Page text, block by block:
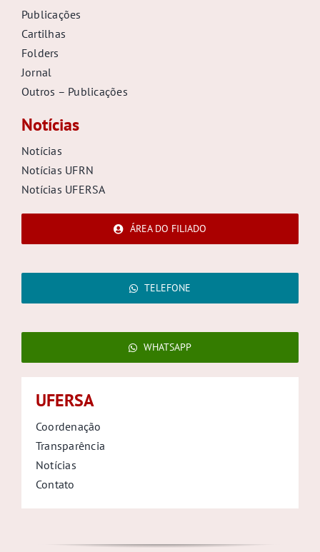
Publicações
Cartilhas
Folders
Jornal
Outros – Publicações
Notícias
Notícias
Notícias UFRN
Notícias UFERSA
ÁREA DO FILIADO
TELEFONE
WHATSAPP
UFERSA
Coordenação
Transparência
Notícias
Contato